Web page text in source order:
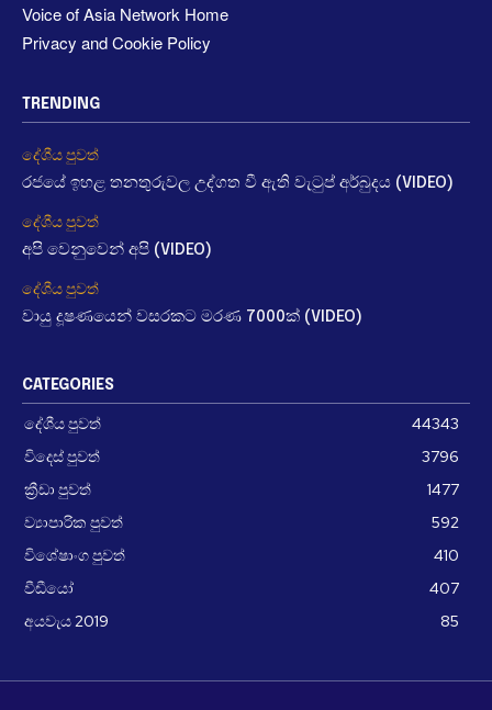
Voice of Asia Network Home
Privacy and Cookie Policy
TRENDING
දේශීය පුවත්
රජයේ ඉහළ තනතුරුවල උද්ගත වී ඇති වැටුප් අර්බුදය (VIDEO)
දේශීය පුවත්
අපි වෙනුවෙන් අපි (VIDEO)
දේශීය පුවත්
වායු දූෂණයෙන් වසරකට මරණ 7000ක් (VIDEO)
CATEGORIES
දේශීය පුවත්
44343
විදෙස් පුවත්
3796
ක්‍රීඩා පුවත්
1477
ව්‍යාපාරික පුවත්
592
විශේෂාංග පුවත්
410
වීඩීයෝ
407
අයවැය 2019
85